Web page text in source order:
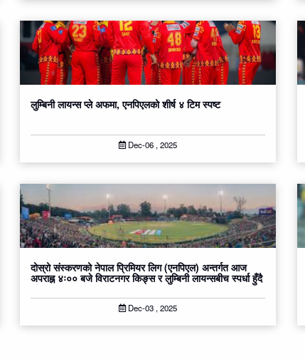
लुम्बिनी लायन्स प्ले अफमा, एनपिएलको शीर्ष ४ टिम स्पष्ट
Dec-06 , 2025
दोस्रो संस्करणको नेपाल प्रिमियर लिग (एनपिएल) अन्तर्गत आज
अपराह्न ४ः०० बजे विराटनगर किङ्स र लुम्बिनी लायन्सबीच स्पर्धा हुँदै
Dec-03 , 2025